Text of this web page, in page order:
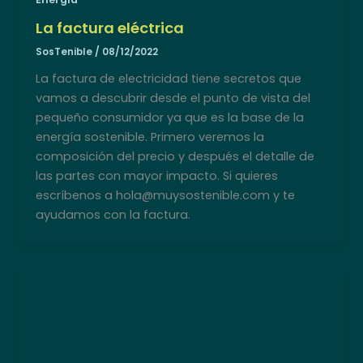
La factura eléctrica
SosTenible/ 08/12/2022
La factura de electricidad tiene secretos que
vamos a descubrir desde el punto de vista del
pequeño consumidor ya que es la base de la
energía sostenible. Primero veremos la
composición del precio y después el detalle de
las partes con mayor impacto. Si quieres
escríbenos a hola@muysostenible.com y te
ayudamos con la factura.